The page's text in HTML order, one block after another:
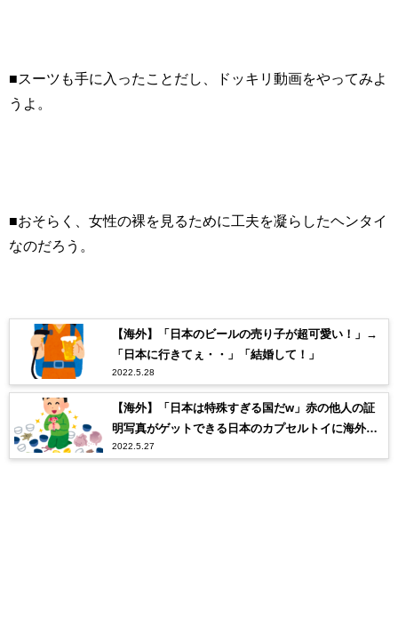
■スーツも手に入ったことだし、ドッキリ動画をやってみよ
うよ。
■おそらく、女性の裸を見るために工夫を凝らしたヘンタイ
なのだろう。
【海外】「日本のビールの売り子が超可愛い！」→
「日本に行きてぇ・・」「結婚して！」
2022.5.28
【海外】「日本は特殊すぎる国だw」赤の他人の証
明写真がゲットできる日本のカプセルトイに海外も
びっくり仰天！
2022.5.27